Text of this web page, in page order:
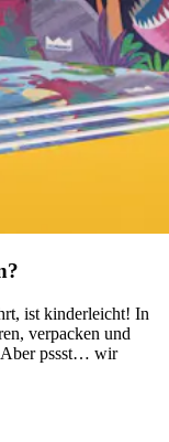
ist kinderleicht! In
verpacken und
Aber pssst… wir